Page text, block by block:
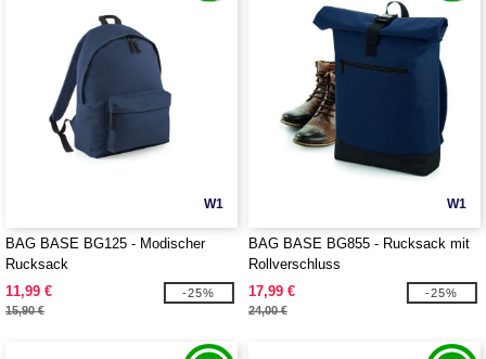
W1
BAG BASE BG125 - Modischer
Rucksack
11,99 €
15,90 €
-25%
W1
BAG BASE BG855 - Rucksack mit
Rollverschluss
17,99 €
24,00 €
-25%